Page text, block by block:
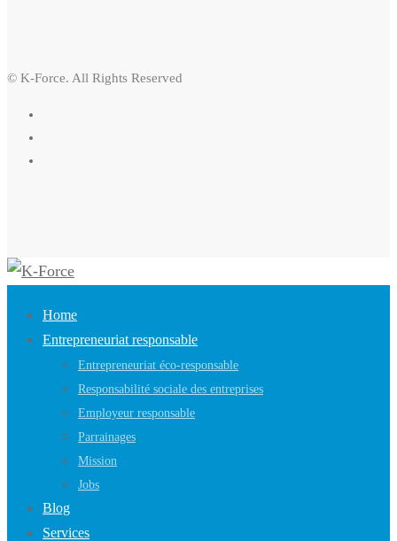
© K-Force. All Rights Reserved
Home
Entrepreneuriat responsable
Entrepreneuriat éco-responsable
Responsabilité sociale des entreprises
Employeur responsable
Parrainages
Mission
Jobs
Blog
Services